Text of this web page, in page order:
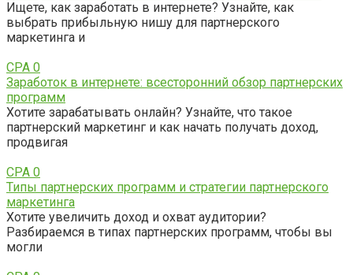
Ищете, как заработать в интернете? Узнайте, как
выбрать прибыльную нишу для партнерского
маркетинга и
CPA 0
Заработок в интернете: всесторонний обзор партнерских
программ
Хотите зарабатывать онлайн? Узнайте, что такое
партнерский маркетинг и как начать получать доход,
продвигая
CPA 0
Типы партнерских программ и стратегии партнерского
маркетинга
Хотите увеличить доход и охват аудитории?
Разбираемся в типах партнерских программ, чтобы вы
могли